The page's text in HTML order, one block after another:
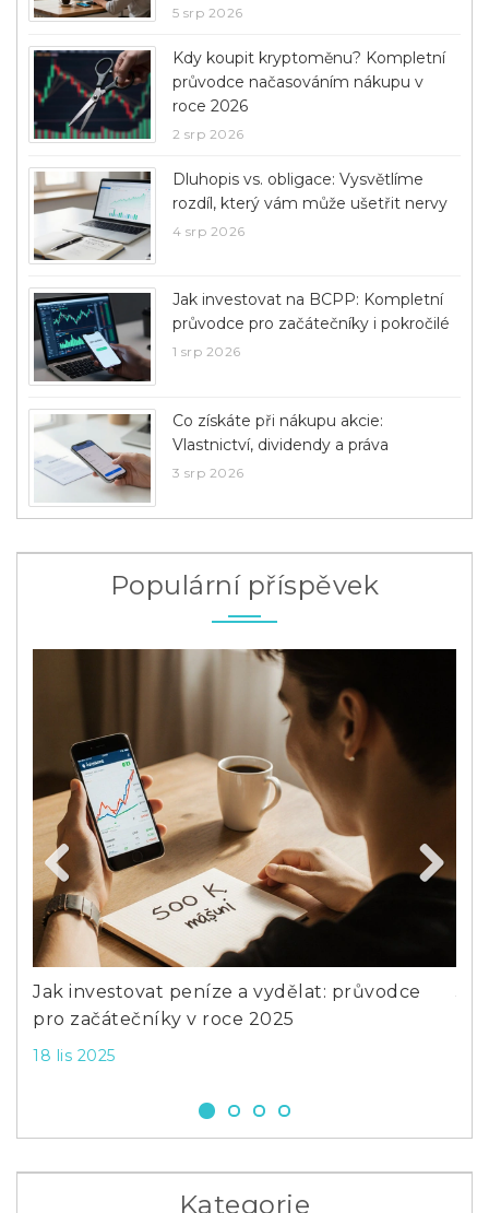
5 srp 2026
Kdy koupit kryptoměnu? Kompletní
průvodce načasováním nákupu v
roce 2026
2 srp 2026
Dluhopis vs. obligace: Vysvětlíme
rozdíl, který vám může ušetřit nervy
4 srp 2026
Jak investovat na BCPP: Kompletní
průvodce pro začátečníky i pokročilé
1 srp 2026
Co získáte při nákupu akcie:
Vlastnictví, dividendy a práva
3 srp 2026
Populární příspěvek
Jak investovat peníze a vydělat: průvodce
pro začátečníky v roce 2025
18 lis 2025
Previous
Kategorie